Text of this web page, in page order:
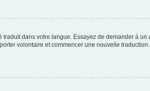
dans votre langue. Essayez de demander à un
volontaire et commencer une nouvelle